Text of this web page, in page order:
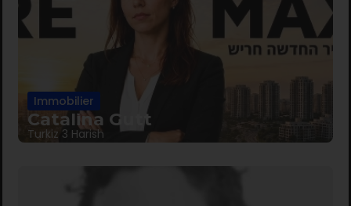
Immobilier
Catalina Gutt
Turkiz 3 Harish